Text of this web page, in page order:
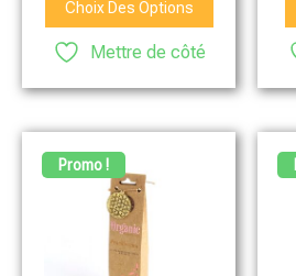
Choix Des Options
Mettre de côté
Promo !